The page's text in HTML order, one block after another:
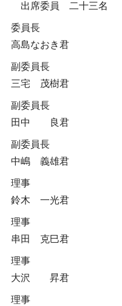
出席委員 二十三名
委員長
高島なおき君
副委員長
三宅 茂樹君
副委員長
田中 良君
副委員長
中嶋 義雄君
理事
鈴木 一光君
理事
串田 克巳君
理事
大沢 昇君
理事